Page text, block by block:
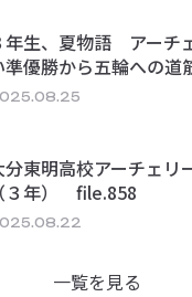
年生、夏物語 アーチ
準優勝から五輪への道
分東明高校アーチェ
（３年） file.858
一覧を見る